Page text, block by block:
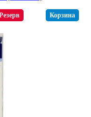
Корзина